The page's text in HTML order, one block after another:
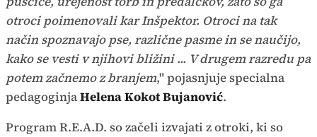
otroci poimenovali kar Inšpektor. Otroci na tak
način spoznavajo pse, različne pasme in se naučijo,
kako se vesti v njihovi bližini ... V drugem razredu pa
potem začnemo z branjem," pojasnjuje specialna
pedagoginjaHelena Kokot Bujanović.
Program R.E.A.D. so začeli izvajati z otroki, ki so